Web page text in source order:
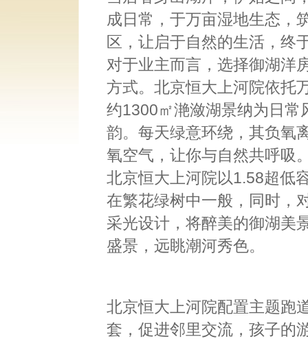
成日常，于万亩湿地生态，
区，让启于自然的生活，终
对于业主而言，选择御湖洋
方式。北京恒大上河院依托
约1300㎡滟潋湖景纳为日常
韵。每天绿意环绕，其负氧
氧空气，让你与自然共呼吸
北京恒大上河院以1.58超低
在繁花绿树中一般，同时，
采光设计，将醉美的御湖美
盛景，远眺潮河秀色。
北京恒大上河院配置主题跑
套，促进邻里交流，孩子的